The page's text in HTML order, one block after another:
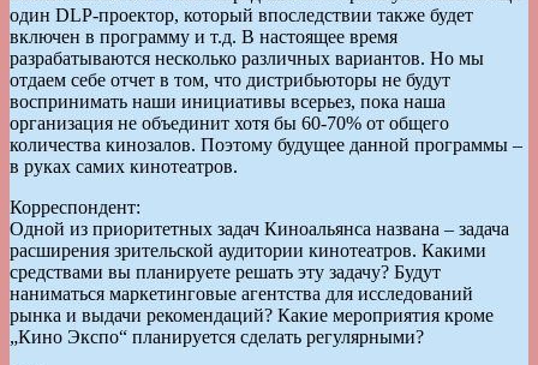
один DLP-проектор, который впоследствии также будет
включен в программу и т.д. В настоящее время
разрабатываются несколько различных вариантов. Но мы
отдаем себе отчет в том, что дистрибьюторы не будут
воспринимать наши инициативы всерьез, пока наша
организация не объединит хотя бы 60-70% от общего
количества кинозалов. Поэтому будущее данной программы –
в руках самих кинотеатров.
Корреспондент:
Одной из приоритетных задач Киноальянса названа – задача
расширения зрительской аудитории кинотеатров. Какими
средствами вы планируете решать эту задачу? Будут
наниматься маркетинговые агентства для исследований
рынка и выдачи рекомендаций? Какие мероприятия кроме
„Кино Экспо“ планируется сделать регулярными?